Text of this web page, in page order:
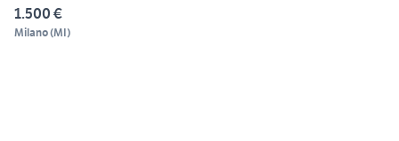
1.500 €
Milano(MI)